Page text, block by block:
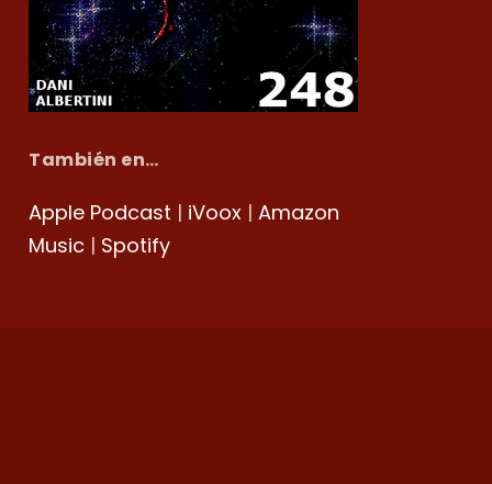
También en…
Apple Podcast | iVoox | Amazon
Music | Spotify